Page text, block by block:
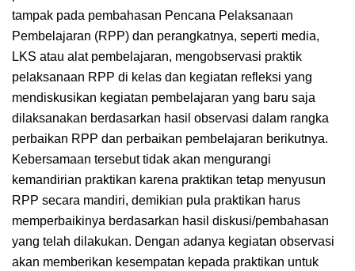
tampak pada pembahasan Pencana Pelaksanaan
Pembelajaran (RPP) dan perangkatnya, seperti media,
LKS atau alat pembelajaran, mengobservasi praktik
pelaksanaan RPP di kelas dan kegiatan refleksi yang
mendiskusikan kegiatan pembelajaran yang baru saja
dilaksanakan berdasarkan hasil observasi dalam rangka
perbaikan RPP dan perbaikan pembelajaran berikutnya.
Kebersamaan tersebut tidak akan mengurangi
kemandirian praktikan karena praktikan tetap menyusun
RPP secara mandiri, demikian pula praktikan harus
memperbaikinya berdasarkan hasil diskusi/pembahasan
yang telah dilakukan. Dengan adanya kegiatan observasi
akan memberikan kesempatan kepada praktikan untuk